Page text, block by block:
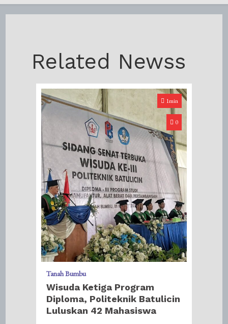
Related Newss
1min
0
Tanah Bumbu
Wisuda Ketiga Program
Diploma, Politeknik Batulicin
Luluskan 42 Mahasiswa